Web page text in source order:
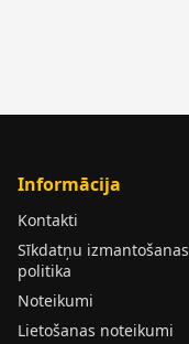
Informācija
Kontakti
Sīkdatņu izmantošanas
politika
Noteikumi
Lietošanas noteikumi